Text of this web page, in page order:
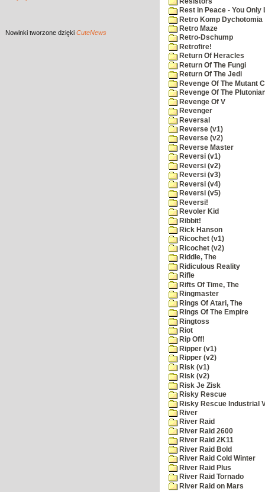
Nowinki tworzone dzięki CuteNews
Rest in Peace - You Only
Retro Komp Dychotomia
Retro Maze
Retro-Dschump
Retrofire!
Return Of Heracles
Return Of The Fungi
Return Of The Jedi
Revenge Of The Mutant
Revenge Of The
Revenge Of V
Revenger
Reversal
Reverse (v1)
Reverse (v2)
Reverse Master
Reversi (v1)
Reversi (v2)
Reversi (v3)
Reversi (v4)
Reversi (v5)
Reversi!
Revoler Kid
Ribbit!
Rick Hanson
Ricochet (v1)
Ricochet (v2)
Riddle, The
Ridiculous Reality
Rifle
Rifts Of Time, The
Ringmaster
Rings Of Atari, The
Rings Of The Empire
Ringtoss
Riot
Rip Off!
Ripper (v1)
Ripper (v2)
Risk (v1)
Risk (v2)
Risk Je Zisk
Risky Rescue
Risky Rescue Industrial
River
River Raid
River Raid 2600
River Raid 2K11
River Raid Bold
River Raid Cold Winter
River Raid Plus
River Raid Tornado
River Raid on Mars